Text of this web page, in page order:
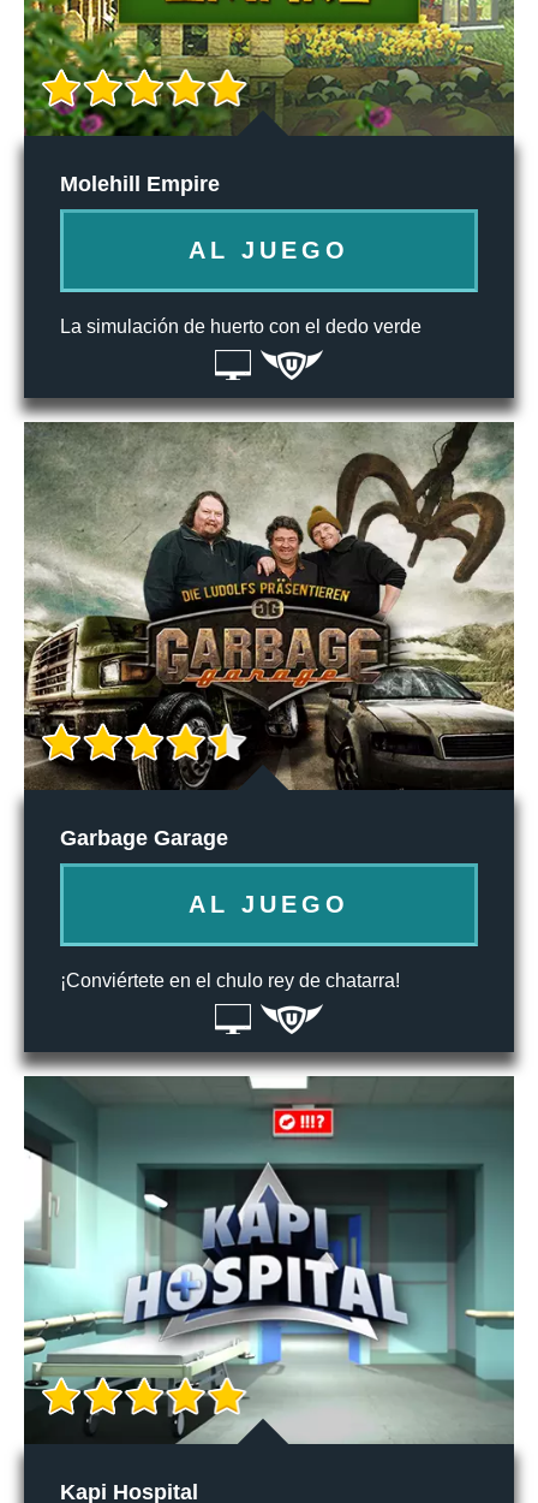
Molehill Empire
AL JUEGO
La simulación de huerto con el dedo verde
Garbage Garage
AL JUEGO
¡Conviértete en el chulo rey de chatarra!
Kapi Hospital